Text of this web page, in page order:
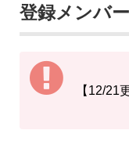
登録メンバー
【12/21